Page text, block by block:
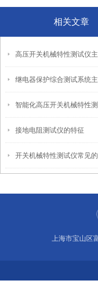
相关文章
继电器保护综合测试系统
接地电阻测试仪的特征
上海市宝山区